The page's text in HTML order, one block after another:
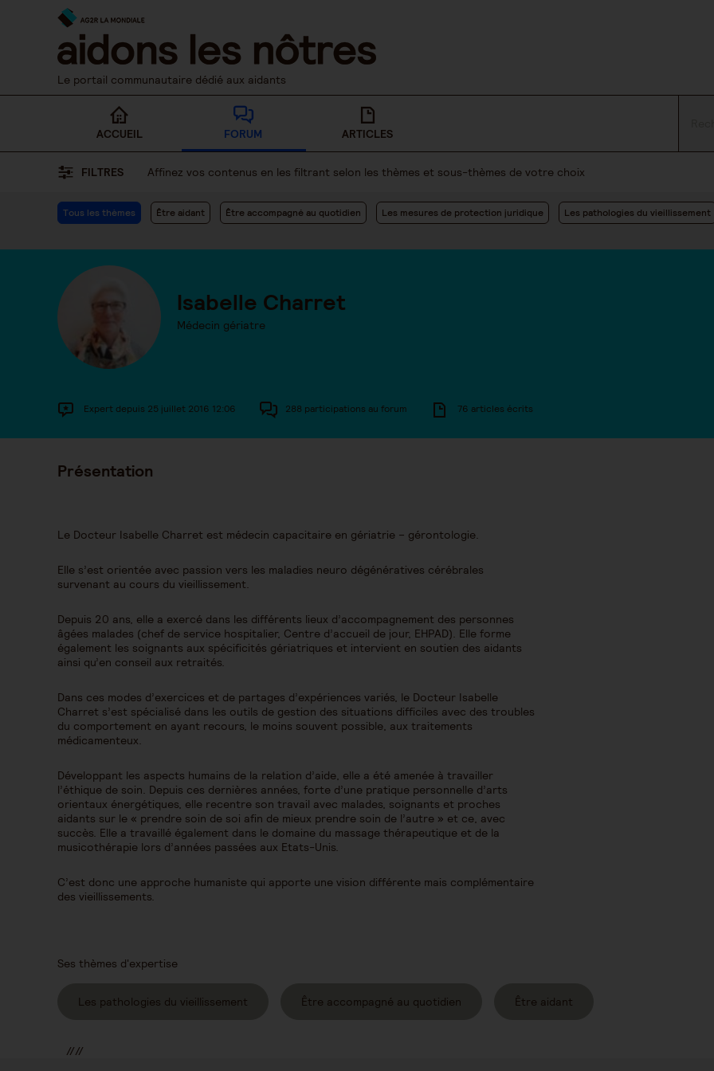
Le portail communautaire dédié aux aidants
ACCUEIL FORUM ARTICLES
FILTRES Affinez vos contenus en les filtrant selon les thèmes et sous-thèmes de votre choix
Tous les thèmes Être aidant Être accompagné au quotidien Les mesures de protection juridique Les pathologies du vieillissement
Isabelle Charret
Médecin gériatre
Expert depuis 25 juillet 2016 12:06 288 participations au forum 76 articles écrits
Présentation
Le Docteur Isabelle Charret est médecin capacitaire en gériatrie – gérontologie.
Elle s’est orientée avec passion vers les maladies neuro dégénératives cérébrales
survenant au cours du vieillissement.
Depuis 20 ans, elle a exercé dans les différents lieux d’accompagnement des personnes
âgées malades (chef de service hospitalier, Centre d’accueil de jour, EHPAD). Elle forme
également les soignants aux spécificités gériatriques et intervient en soutien des aidants
ainsi qu’en conseil aux retraités.
Dans ces modes d’exercices et de partages d’expériences variés, le Docteur Isabelle
Charret s’est spécialisé dans les outils de gestion des situations difficiles avec des troubles
du comportement en ayant recours, le moins souvent possible, aux traitements
médicamenteux.
Développant les aspects humains de la relation d’aide, elle a été amenée à travailler
l’éthique de soin. Depuis ces dernières années, forte d’une pratique personnelle d’arts
orientaux énergétiques, elle recentre son travail avec malades, soignants et proches
aidants sur le « prendre soin de soi afin de mieux prendre soin de l’autre » et ce, avec
succès. Elle a travaillé également dans le domaine du massage thérapeutique et de la
musicothérapie lors d’années passées aux Etats-Unis.
C’est donc une approche humaniste qui apporte une vision différente mais complémentaire
des vieillissements.
Ses thèmes d'expertise
Les pathologies du vieillissement Être accompagné au quotidien Être aidant
////